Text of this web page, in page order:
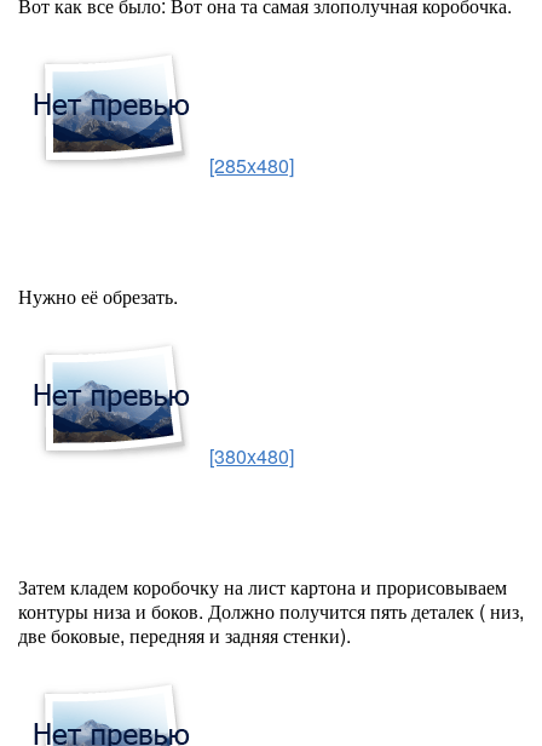
Вот как все было: Вот она та самая злополучная коробочка.
[285x480]
Нужно её обрезать.
[380x480]
Затем кладем коробочку на лист картона и прорисовываем
контуры низа и боков. Должно получится пять деталек ( низ,
две боковые, передняя и задняя стенки).